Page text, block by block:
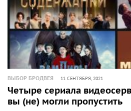
ВЫБОР БРОДВЕЯ 11 СЕНТЯБРЯ, 2021
Четыре сериала
вы (не) могли пропустить